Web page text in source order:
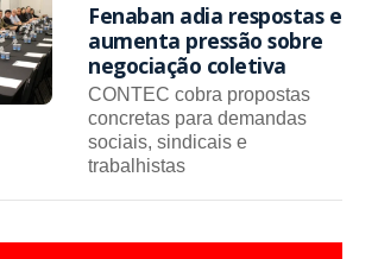
Fenaban adia respostas e
aumenta pressão sobre
negociação coletiva
CONTEC cobra propostas
concretas para demandas
sociais, sindicais e
trabalhistas